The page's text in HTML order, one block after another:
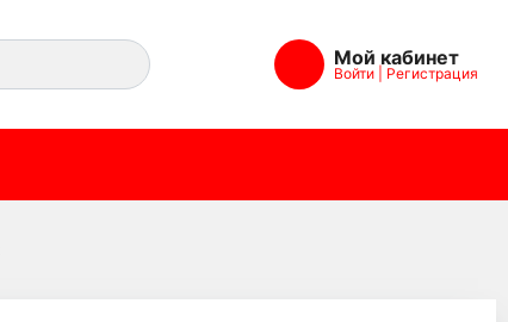
Мой кабинет
Войти Регистрация